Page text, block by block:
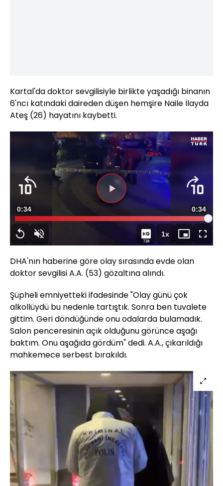
Kartal'da doktor sevgilisiyle birlikte yaşadığı binanın
6'ncı katındaki daireden düşen hemşire Naile İlayda
Ateş (26) hayatını kaybetti.
Videoyu
Oynat
Yeniden
Oynat
Sesi
Aç
Süre
0:34 Toplam
Süre
0:34
720
Yüklendi:
100.00%
1xOynatma
Hızı
Mini
oynatıcı
Tam
Ekran
DHA'nın haberine göre olay sırasında evde olan
doktor sevgilisi A.A. (53) gözaltına alındı.
Şüpheli emniyetteki ifadesinde "Olay günü çok
alkollüydü bu nedenle tartıştık. Sonra ben tuvalete
gittim. Geri döndüğünde onu odalarda bulamadık.
Salon penceresinin açık olduğunu görünce aşağı
baktım. Onu aşağıda gördüm" dedi. A.A., çıkarıldığı
mahkemece serbest bırakıldı.